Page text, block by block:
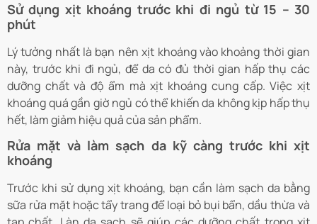
Sử dụng xịt khoáng trước khi đi ngủ từ 15 – 30
phút
Lý tưởng nhất là bạn nên xịt khoáng vào khoảng thời gian
này, trước khi đi ngủ, để da có đủ thời gian hấp thụ các
dưỡng chất và độ ẩm mà xịt khoáng cung cấp. Việc xịt
khoáng quá gần giờ ngủ có thể khiến da không kịp hấp thụ
hết, làm giảm hiệu quả của sản phẩm.
Rửa mặt và làm sạch da kỹ càng trước khi xịt
khoáng
Trước khi sử dụng xịt khoáng, bạn cần làm sạch da bằng
sữa rửa mặt hoặc tẩy trang để loại bỏ bụi bẩn, dầu thừa và